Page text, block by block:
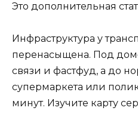
Это дополнительная
Инфраструктура у
перенасыщена. Под
связи и фастфуд, а до
супермаркета или
минут. Изучите карту